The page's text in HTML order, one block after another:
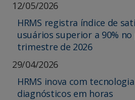
12/05/2026
HRMS registra índice de
usuários superior a 90%
trimestre de 2026
29/04/2026
HRMS inova com
diagnósticos em horas